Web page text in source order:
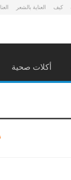
كيف العناية بالشعر
أكلات صحية